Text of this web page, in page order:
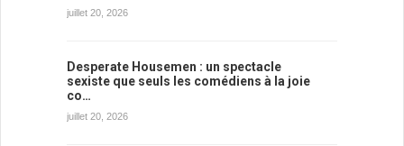
juillet 20, 2026
Desperate Housemen : un spectacle
sexiste que seuls les comédiens à la joie
co…
juillet 20, 2026